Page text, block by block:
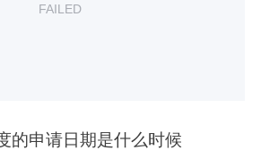
FAILED
的申请日期是什么时候